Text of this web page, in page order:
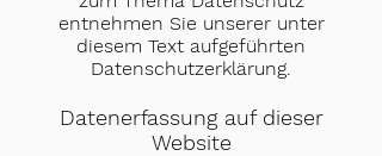
entnehmen Sie unserer unter
diesem Text aufgeführten
Datenschutzerklärung.
Datenerfassung auf dieser
Website